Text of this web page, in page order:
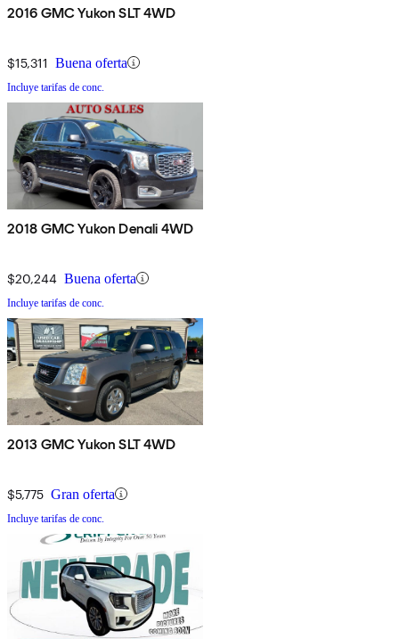
2016 GMC Yukon SLT 4WD
$15,311 Buena oferta
Incluye tarifas de conc.
2018 GMC Yukon Denali 4WD
$20,244 Buena oferta
Incluye tarifas de conc.
2013 GMC Yukon SLT 4WD
$5,775 Gran oferta
Incluye tarifas de conc.